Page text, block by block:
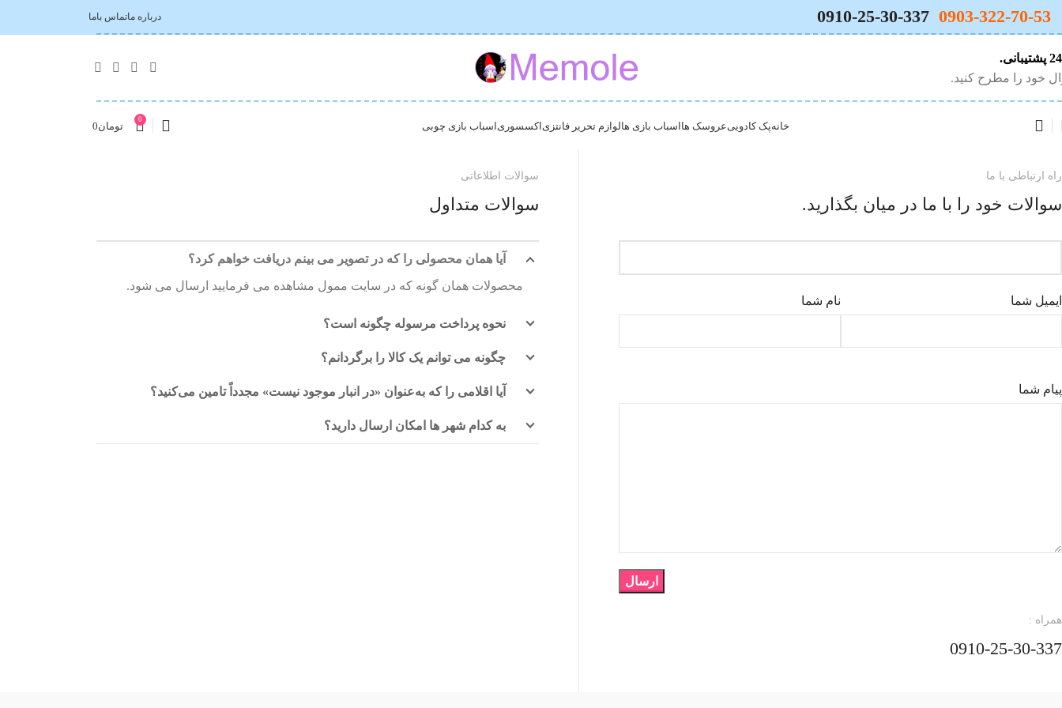
0903-322-70-53 درباره ماتماس باما
خود را مطرح کنید.
خانهپک کادوییعروسک هااسباب بازی هالوازم تحریر فانتزیاکسسوریاسباب بازی چوبی
0
تومان0
راه ارتباطی با ما
سوالات خود را با ما در میان بگذارید.
نام شما ایمیل شما
پیام شما
همراه :
0910-25-30-337
سوالات اطلاعاتی
سوالات متداول
آیا همان محصولی را که در تصویر می بینم دریافت خواهم کرد؟
محصولات همان گونه که در سایت ممول مشاهده می فرمایید ارسال می شود.
نحوه پرداخت مرسوله چگونه است؟
چگونه می توانم یک کالا را برگردانم؟
آیا اقلامی را که به‌عنوان «در انبار موجود نیست» مجدداً تامین می‌کنید؟
به کدام شهر ها امکان ارسال دارید؟
تلگرام